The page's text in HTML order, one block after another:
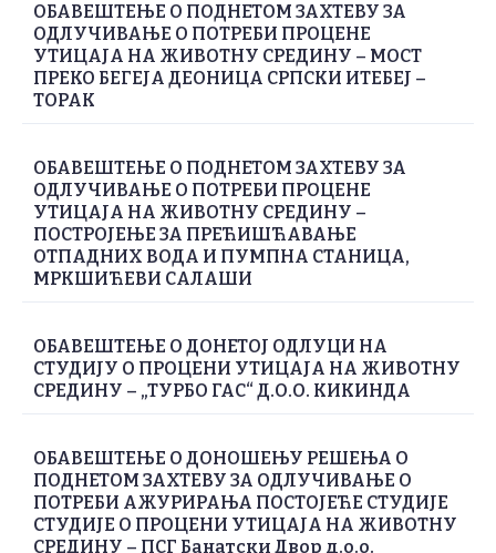
ОБАВЕШТЕЊЕ О ПОДНЕТОМ ЗАХТЕВУ ЗА
ОДЛУЧИВАЊЕ О ПОТРЕБИ ПРОЦЕНЕ
УТИЦАЈА НА ЖИВОТНУ СРЕДИНУ – МОСТ
ПРЕКО БЕГЕЈА ДЕОНИЦА СРПСКИ ИТЕБЕЈ –
ТОРАК
ОБАВЕШТЕЊЕ О ПОДНЕТОМ ЗАХТЕВУ ЗА
ОДЛУЧИВАЊЕ О ПОТРЕБИ ПРОЦЕНЕ
УТИЦАЈА НА ЖИВОТНУ СРЕДИНУ –
ПОСТРОЈЕЊЕ ЗА ПРЕЋИШЋАВАЊЕ
ОТПАДНИХ ВОДА И ПУМПНА СТАНИЦА,
МРКШИЋЕВИ САЛАШИ
ОБАВЕШТЕЊЕ О ДОНЕТОЈ ОДЛУЦИ НА
СТУДИЈУ О ПРОЦЕНИ УТИЦАЈА НА ЖИВОТНУ
СРЕДИНУ – „ТУРБО ГАС“ Д.О.О. КИКИНДА
ОБАВЕШТЕЊЕ О ДОНОШЕЊУ РЕШЕЊА О
ПОДНЕТОМ ЗАХТЕВУ ЗА ОДЛУЧИВАЊЕ О
ПОТРЕБИ АЖУРИРАЊА ПОСТОЈЕЋЕ СТУДИЈЕ
СТУДИЈЕ О ПРОЦЕНИ УТИЦАЈА НА ЖИВОТНУ
СРЕДИНУ – ПСГ Банатски Двор д.о.о.